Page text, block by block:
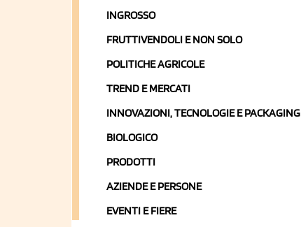
INGROSSO
FRUTTIVENDOLI E NON SOLO
POLITICHE AGRICOLE
TREND E MERCATI
INNOVAZIONI, TECNOLOGIE E PACKAGING
BIOLOGICO
PRODOTTI
AZIENDE E PERSONE
EVENTI E FIERE